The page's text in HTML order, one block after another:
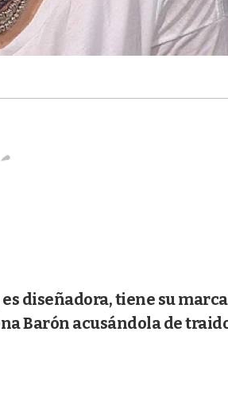
diseñadora, tiene su
Barón acusándola de